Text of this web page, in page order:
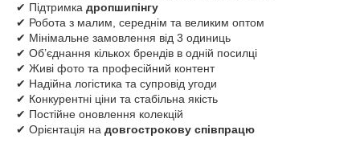
✔ Підтримка дропшипінгу
✔ Робота з малим, середнім та великим оптом
✔ Мінімальне замовлення від 3 одиниць
✔ Об’єднання кількох брендів в одній посилці
✔ Живі фото та професійний контент
✔ Надійна логістика та супровід угоди
✔ Конкурентні ціни та стабільна якість
✔ Постійне оновлення колекцій
✔ Орієнтація на довгострокову співпрацю